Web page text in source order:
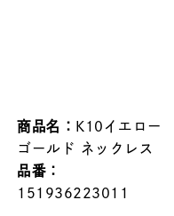
すべて表示
商品名： K10イエロー
ゴールド ネックレス
品番：
151936223011